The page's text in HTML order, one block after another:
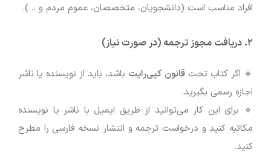
افراد مناسب است (دانشجویان، متخصصان، عموم مردم و …).
۲. دریافت مجوز ترجمه (در صورت نیاز)
🔹 اگر کتاب تحتقانون کپی‌رایت باشد، باید از نویسنده یا ناشر
اجازه رسمی بگیرید.
🔹 برای این کار می‌توانید از طریق ایمیل با ناشر یا نویسنده
مکاتبه کنید و درخواست ترجمه و انتشار نسخه فارسی را مطرح
کنید.